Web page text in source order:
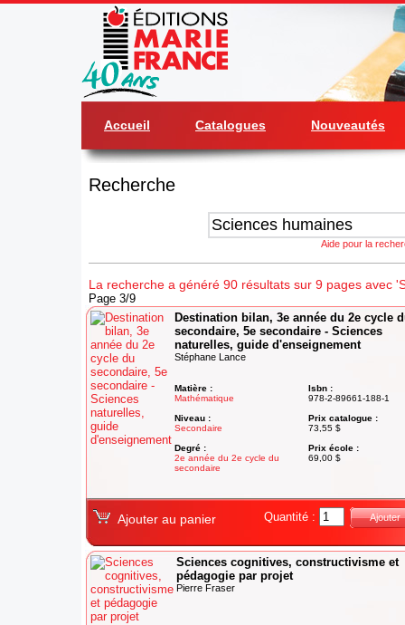
Accueil Catalogues Nouveautés
Recherche
Aide pour la
La recherche a généré 90 résultats sur 9 pages avec
Page 3/9
Destination bilan, 3e année du 2e cycle
secondaire, 5e secondaire - Sciences
naturelles, guide d'enseignement
Stéphane Lance
Matière :
Mathématique
Niveau :
Secondaire
Degré :
2e année du 2e cycle du
secondaire
Isbn :
978-2-89661-188-1
Prix catalogue :
73,55 $
Prix école :
69,00 $
Ajouter au panier Quantité : Ajouter
Sciences cognitives, constructivisme et
pédagogie par projet
Pierre Fraser